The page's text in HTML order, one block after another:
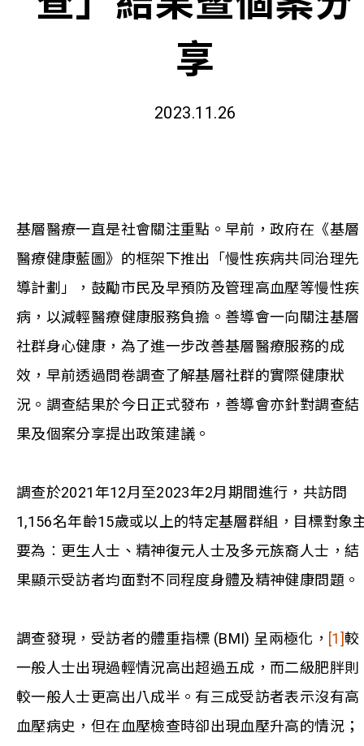
享
2023.11.26
基層醫療一直是社會關注重點。早前，政府在《基層
醫療健康藍圖》的框架下推出「慢性疾病共同治理先
導計劃」，鼓勵市民及早預防及管理高血壓等慢性疾
病，以減輕醫療健康服務負擔。善導會一向關注基層
社群身心健康，為了進一步改善基層醫療服務的成
效，早前透過問卷調查了解基層社群的實際健康狀
況。調查結果於今日正式發布，善導會亦針對調查結
果及個案分享提出政策建議。
調查於2021年12月至2023年2月期間進行，共訪問
1,156名年齡15歲或以上的特定基層群組，目標對象
要為︰更生人士、精神復元人士及多元族裔人士，結
果顯示受訪者均面對不同程度身體及精神健康問題。
調查發現，受訪者的體重指標 (BMI) 呈兩極化， [1]較
一般人士出現過輕情況高出超過五成，而二級肥胖則
較一般人士更高出八成半。有三成受訪者表示沒有高
血壓病史，但在血壓檢查時卻出現血壓升高的情況；